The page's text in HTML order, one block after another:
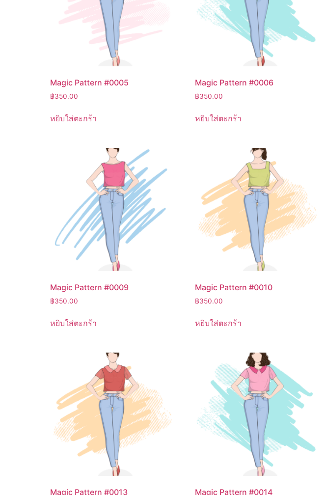
Magic Pattern #0005
฿350.00
หยิบใส่ตะกร้า
Magic Pattern #0006
฿350.00
หยิบใส่ตะกร้า
Magic Pattern #0009
฿350.00
หยิบใส่ตะกร้า
Magic Pattern #0010
฿350.00
หยิบใส่ตะกร้า
Magic Pattern #0013 Magic Pattern #0014